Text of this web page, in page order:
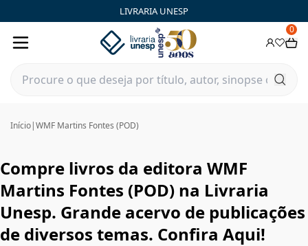
LIVRARIA UNESP
0
Início|WMF Martins Fontes (POD)
Compre livros da editora WMF
Martins Fontes (POD) na Livraria
Unesp. Grande acervo de publicações
de diversos temas. Confira Aqui!
WMF Martins Fontes (POD)|Livraria Unesp | FastStore PLP